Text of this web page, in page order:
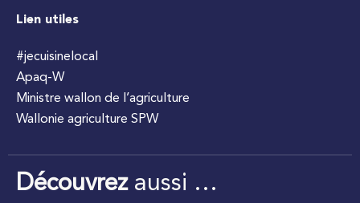
Lien utiles
#jecuisinelocal
Apaq-W
Ministre wallon de l’agriculture
Wallonie agriculture SPW
Découvrezaussi …